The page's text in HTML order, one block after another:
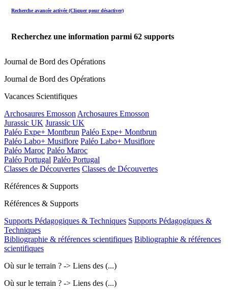
Recherche avancée activée (Cliquer pour désactiver)
Recherchez une information parmi 62 supports
Journal de Bord des Opérations
Journal de Bord des Opérations
Vacances Scientifiques
Archosaures Emosson Archosaures Emosson
Jurassic UK Jurassic UK
Paléo Expe+ Montbrun Paléo Expe+ Montbrun
Paléo Labo+ Musiflore Paléo Labo+ Musiflore
Paléo Maroc Paléo Maroc
Paléo Portugal Paléo Portugal
Classes de Découvertes Classes de Découvertes
Références & Supports
Références & Supports
Supports Pédagogiques & Techniques Supports Pédagogiques &
Techniques
Bibliographie & références scientifiques Bibliographie & références
scientifiques
Où sur le terrain ? -> Liens des (...)
Où sur le terrain ? -> Liens des (...)